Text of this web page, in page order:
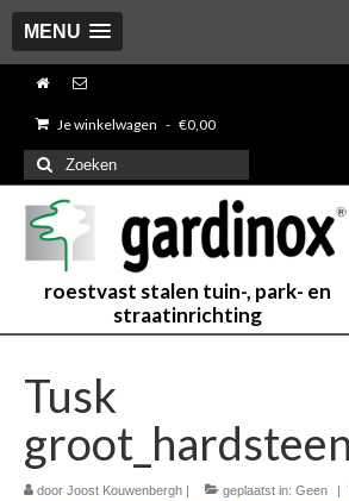
MENU
Je winkelwagen - €0,00
Zoeken
naar:
roestvast stalen tuin-, park- en
straatinrichting
Tusk
groot_hardsteen
door Joost Kouwenbergh | geplaatst in: Geen |